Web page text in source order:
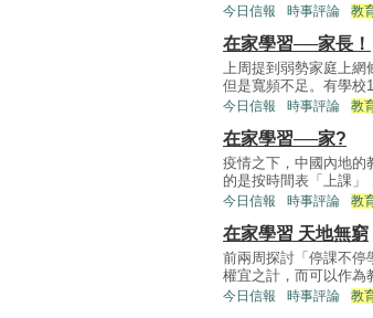
今日信報 時事評論 教
在家學習──家長！
上周提到弱勢家庭上網
但是寬頻不足。有學校
今日信報 時事評論 教
在家學習──家?
疫情之下，中國內地的
的是按時間表「上課」
今日信報 時事評論 教
在家學習 天地無窮
前兩周探討「停課不停
權宜之計，而可以作為
今日信報 時事評論 教